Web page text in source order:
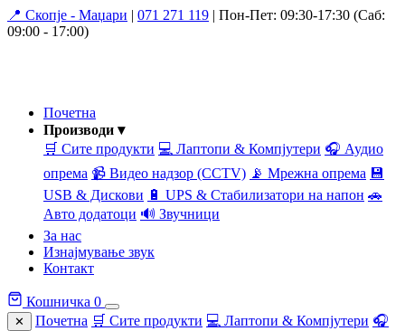
📍 Скопје - Маџари | 071 271 119 | Пон-Пет: 09:30-17:30 (Саб:
09:00 - 17:00)
Почетна
Производи ▾
🛒 Сите продукти 💻 Лаптопи & Компјутери 🎧 Аудио
опрема 📹 Видео надзор (CCTV) 📡 Мрежна опрема 💾
USB & Дискови 🔋 UPS & Стабилизатори на напон 🚗
Авто додатоци 🔊 Звучници
За нас
Изнајмување звук
Контакт
Кошничка 0
✕ Почетна 🛒 Сите продукти 💻 Лаптопи & Компјутери 🎧